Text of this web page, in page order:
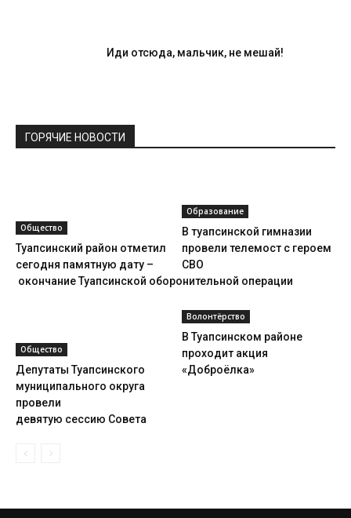
Иди отсюда, мальчик, не мешай!
ГОРЯЧИЕ НОВОСТИ
Общество
Туапсинский район отметил
сегодня памятную дату –
окончание Туапсинской оборонительной операции
Образование
В туапсинской гимназии
провели телемост с героем
СВО
Общество
Депутаты Туапсинского
муниципального округа
провели
девятую сессию Совета
Волонтёрство
В Туапсинском районе
проходит акция
«Доброёлка»